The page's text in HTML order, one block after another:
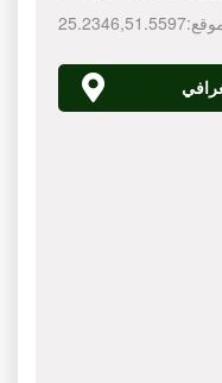
25.2346,51.5597